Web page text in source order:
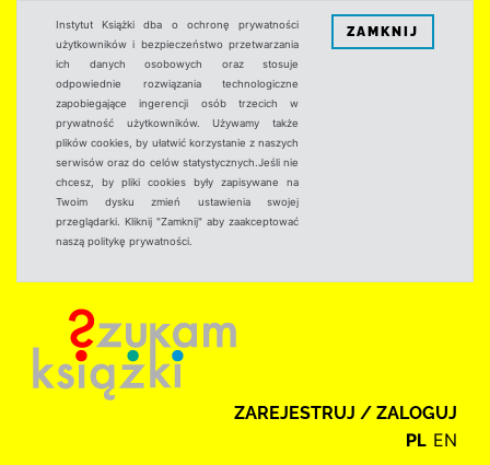
Instytut Książki dba o ochronę prywatności
użytkowników i bezpieczeństwo przetwarzania
ich danych osobowych oraz stosuje
odpowiednie rozwiązania technologiczne
zapobiegające ingerencji osób trzecich w
prywatność użytkowników. Używamy także
plików cookies, by ułatwić korzystanie z naszych
serwisów oraz do celów statystycznych.Jeśli nie
chcesz, by pliki cookies były zapisywane na
Twoim dysku zmień ustawienia swojej
przeglądarki. Kliknij "Zamknij" aby zaakceptować
naszą politykę prywatności.
ZAMKNIJ
ZAREJESTRUJ / ZALOGUJ
PL EN